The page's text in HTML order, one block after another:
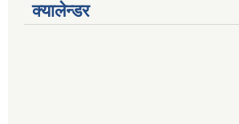
क्यालेन्डर